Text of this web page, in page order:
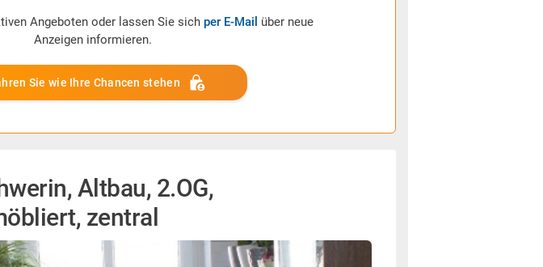
Angeboten oder lassen Sie sich per E-Mail über neue
Anzeigen informieren.
Sie wie Ihre Chancen stehen
Altbau, 2.OG,
zentral